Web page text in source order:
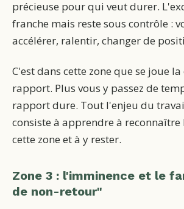
précieuse pour qui veut durer.
franche mais reste sous contrôle :
accélérer, ralentir, changer de
C'est dans cette zone que se joue
rapport. Plus vous y passez de
rapport dure. Tout l'enjeu du
consiste à apprendre à reconnaître
cette zone et à y rester.
Zone 3 : l'imminence et le
de non-retour"